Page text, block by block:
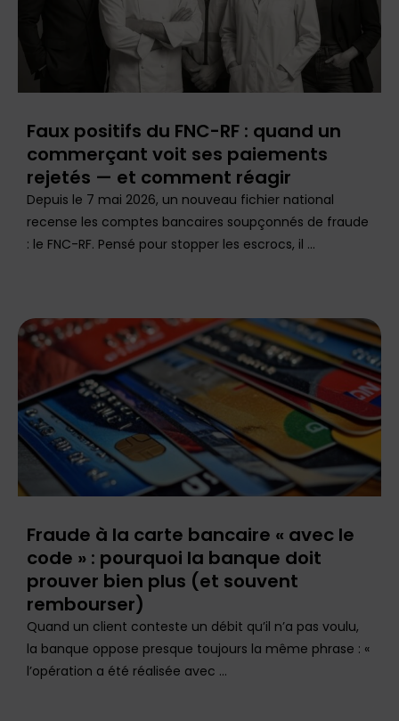
Faux positifs du FNC-RF : quand un
commerçant voit ses paiements
rejetés — et comment réagir
Depuis le 7 mai 2026, un nouveau fichier national
recense les comptes bancaires soupçonnés de fraude
: le FNC-RF. Pensé pour stopper les escrocs, il ...
Fraude à la carte bancaire « avec le
code » : pourquoi la banque doit
prouver bien plus (et souvent
rembourser)
Quand un client conteste un débit qu’il n’a pas voulu,
la banque oppose presque toujours la même phrase : «
l’opération a été réalisée avec ...